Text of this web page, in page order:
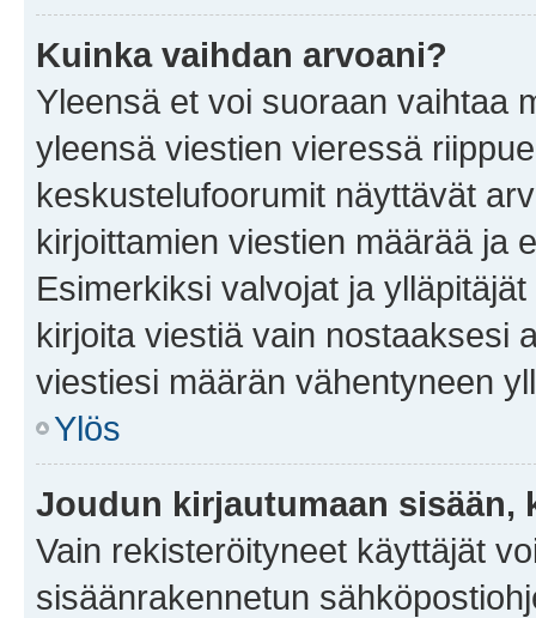
Kuinka vaihdan arvoani?
Yleensä et voi suoraan vaihtaa
yleensä viestien vieressä
keskustelufoorumit näyttävät
kirjoittamien viestien määrää ja
Esimerkiksi valvojat ja
kirjoita viestiä vain nostaaksesi
viestiesi määrän vähentyneen
Ylös
Joudun kirjautumaan sisään,
Vain rekisteröityneet käyttäjät
sisäänrakennetun